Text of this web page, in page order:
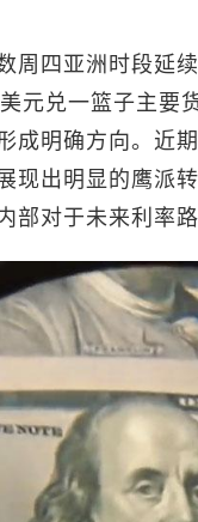
周四亚洲时段延
元兑一篮子主要
成明确方向。近
现出明显的鹰派
部对于未来利率